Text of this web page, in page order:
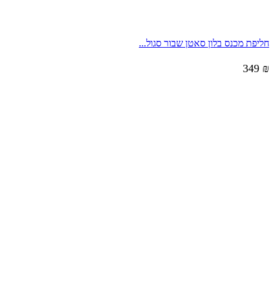
חליפת מכנס בלון סאטן שבור סגול...
349 ₪